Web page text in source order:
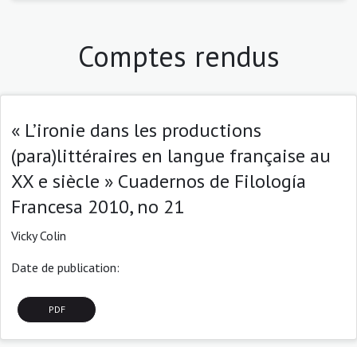
Comptes rendus
« L’ironie dans les productions
(para)littéraires en langue française au
XX e siècle » Cuadernos de Filología
Francesa 2010, no 21
Vicky Colin
Date de publication:
PDF